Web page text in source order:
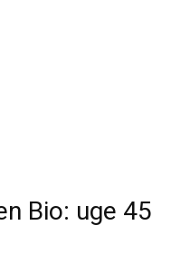
Bio: uge 45